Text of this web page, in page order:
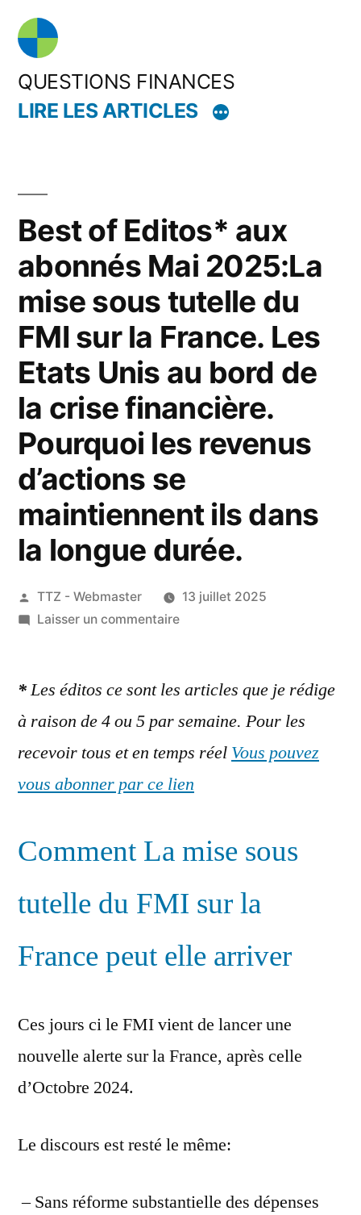
Aller
contenu
QUESTIONS FINANCES
LIRE LES ARTICLES
Best of Editos* aux
abonnés Mai 2025:La
mise sous tutelle du
FMI sur la France. Les
Etats Unis au bord de
la crise financière.
Pourquoi les revenus
d’actions se
maintiennent ils dans
la longue durée.
Publié
par
TTZ - Webmaster
13 juillet 2025
Laisser un commentairesur
Editos*
abonnés
Mai
tutelle
sur
France.
Unis
au
crise
les
*Les éditos ce sont les articles que je rédige
à raison de 4 ou 5 par semaine. Pour les
recevoir tous et en temps réel Vous pouvez
vous abonner par ce lien
Comment La mise sous
tutelle du FMI sur la
France peut elle arriver
Ces jours ci le FMI vient de lancer une
nouvelle alerte sur la France, après celle
d’Octobre 2024.
Le discours est resté le même:
– Sans réforme substantielle des dépenses